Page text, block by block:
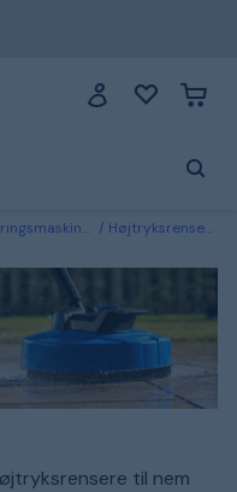
Højtryksrensere
til nem